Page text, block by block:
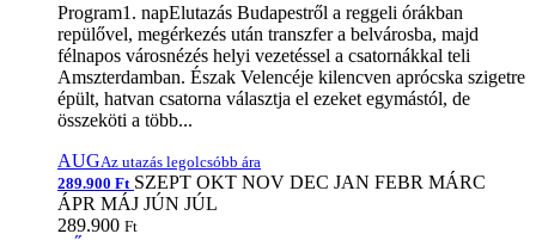
Program1. napElutazás Budapestről a reggeli órákban
repülővel, megérkezés után transzfer a belvárosba, majd
félnapos városnézés helyi vezetéssel a csatornákkal teli
Amszterdamban. Észak Velencéje kilencven aprócska szigetre
épült, hatvan csatorna választja el ezeket egymástól, de
összeköti a több...
AUGAz utazás legolcsóbb ára
289.900 Ft SZEPT OKT NOV DEC JAN FEBR MÁRC
ÁPR MÁJ JÚN JÚL
289.900 Ft